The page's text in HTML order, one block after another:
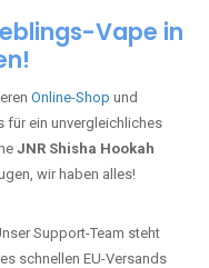
Vape in
Online-Shop und
für ein unvergleichliches
JNR Shisha Hookah
wir haben alles!
Support-Team steht
schnellen EU-Versands